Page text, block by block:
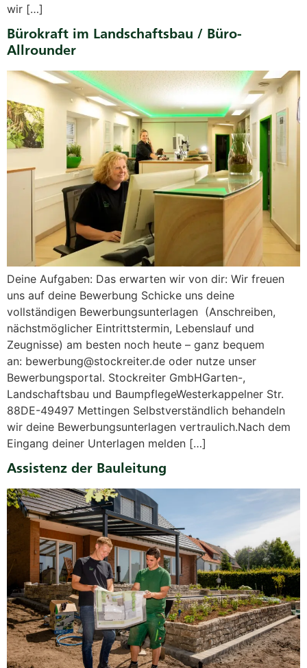
wir […]
Bürokraft im Landschaftsbau / Büro-
Allrounder
Deine Aufgaben: Das erwarten wir von dir: Wir freuen
uns auf deine Bewerbung Schicke uns deine
vollständigen Bewerbungsunterlagen (Anschreiben,
nächstmöglicher Eintrittstermin, Lebenslauf und
Zeugnisse) am besten noch heute – ganz bequem
an: bewerbung@stockreiter.de oder nutze unser
Bewerbungsportal. Stockreiter GmbHGarten-,
Landschaftsbau und BaumpflegeWesterkappelner Str.
88DE-49497 Mettingen Selbstverständlich behandeln
wir deine Bewerbungsunterlagen vertraulich.Nach dem
Eingang deiner Unterlagen melden […]
Assistenz der Bauleitung